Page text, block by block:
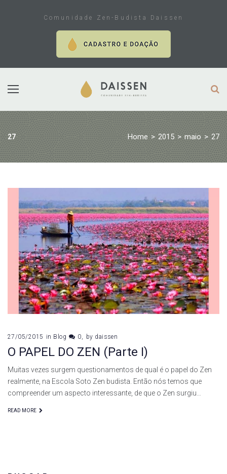
Comunidade Zen-Budista Daissen
27 Home > 2015 > maio > 27
Dia:
27
de
maio
de
2015
27/05/2015 in Blog 0 by daissen
O PAPEL DO ZEN (Parte I)
Muitas vezes surgem questionamentos de qual é o papel do Zen
realmente, na Escola Soto Zen budista. Então nós temos que
compreender um aspecto interessante, de que o Zen surgiu…
READ MORE